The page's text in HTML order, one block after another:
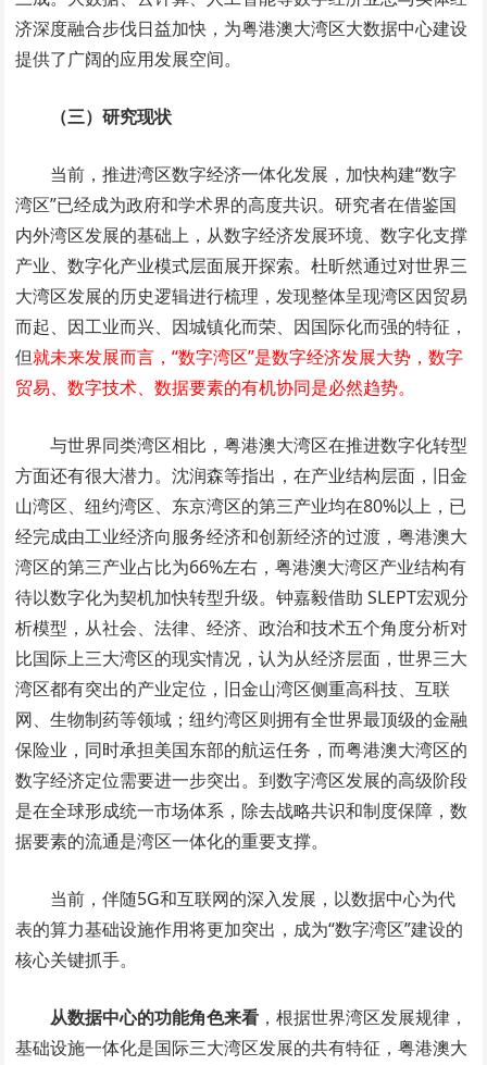
济深度融合步伐日益加快，为粤港澳大湾区大数据中心建设
提供了广阔的应用发展空间。
（三）研究现状
当前，推进湾区数字经济一体化发展，加快构建“数字
湾区”已经成为政府和学术界的高度共识。研究者在借鉴国
内外湾区发展的基础上，从数字经济发展环境、数字化支撑
产业、数字化产业模式层面展开探索。杜昕然通过对世界三
大湾区发展的历史逻辑进行梳理，发现整体呈现湾区因贸易
而起、因工业而兴、因城镇化而荣、因国际化而强的特征，
但就未来发展而言，“数字湾区”是数字经济发展大势，数字
贸易、数字技术、数据要素的有机协同是必然趋势。
与世界同类湾区相比，粤港澳大湾区在推进数字化转型
方面还有很大潜力。沈润森等指出，在产业结构层面，旧金
山湾区、纽约湾区、东京湾区的第三产业均在80%以上，已
经完成由工业经济向服务经济和创新经济的过渡，粤港澳大
湾区的第三产业占比为66%左右，粤港澳大湾区产业结构有
待以数字化为契机加快转型升级。钟嘉毅借助 SLEPT宏观分
析模型，从社会、法律、经济、政治和技术五个角度分析对
比国际上三大湾区的现实情况，认为从经济层面，世界三大
湾区都有突出的产业定位，旧金山湾区侧重高科技、互联
网、生物制药等领域；纽约湾区则拥有全世界最顶级的金融
保险业，同时承担美国东部的航运任务，而粤港澳大湾区的
数字经济定位需要进一步突出。到数字湾区发展的高级阶段
是在全球形成统一市场体系，除去战略共识和制度保障，数
据要素的流通是湾区一体化的重要支撑。
当前，伴随5G和互联网的深入发展，以数据中心为代
表的算力基础设施作用将更加突出，成为“数字湾区”建设的
核心关键抓手。
从数据中心的功能角色来看 ，根据世界湾区发展规律，
基础设施一体化是国际三大湾区发展的共有特征，粤港澳大